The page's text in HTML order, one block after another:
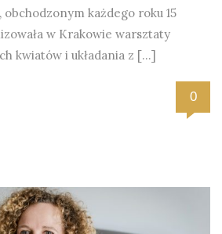
każdego roku 15
w Krakowie warsztaty
kwiatów i układania z […]
0